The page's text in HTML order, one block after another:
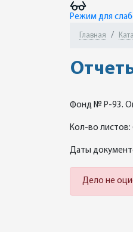
Режим для
Главная
Фонд № Р-93.
Кол-во листов:
Даты
Дело не